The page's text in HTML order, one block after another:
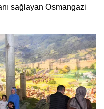
sağlayan Osmangazi